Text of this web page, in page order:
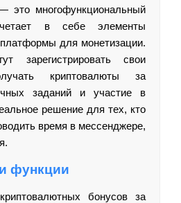
это многофункциональный
в себе элементы
для монетизации.
зарегистрировать свои
криптовалюты за
заданий и участие в
решение для тех, кто
время в мессенджере,
функции
бонусов за